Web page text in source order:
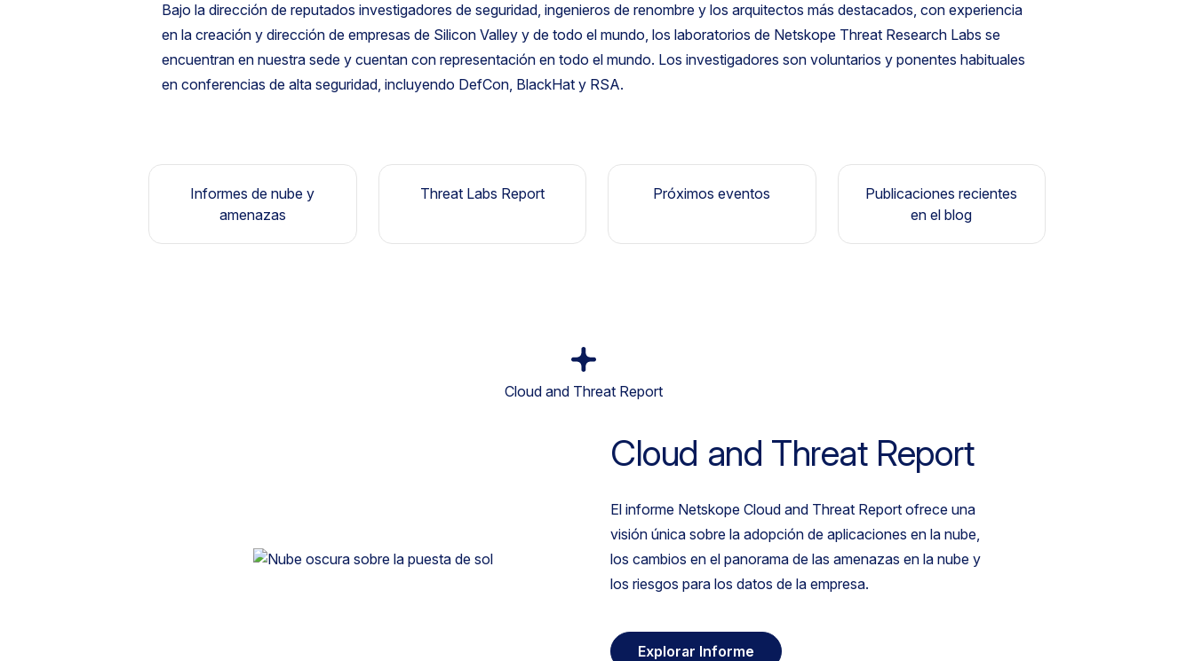
Bajo la dirección de reputados investigadores de seguridad, ingenieros de renombre y los arquitectos más destacados, con experiencia
en la creación y dirección de empresas de Silicon Valley y de todo el mundo, los laboratorios de Netskope Threat Research Labs se
encuentran en nuestra sede y cuentan con representación en todo el mundo. Los investigadores son voluntarios y ponentes habituales
en conferencias de alta seguridad, incluyendo DefCon, BlackHat y RSA.
Informes de nube y
amenazas
Threat Labs Report Próximos eventos
Publicaciones recientes
en el blog
Cloud and Threat Report
Cloud and Threat Report
El informe Netskope Cloud and Threat Report ofrece una
visión única sobre la adopción de aplicaciones en la nube,
los cambios en el panorama de las amenazas en la nube y
los riesgos para los datos de la empresa.
Explorar Informe